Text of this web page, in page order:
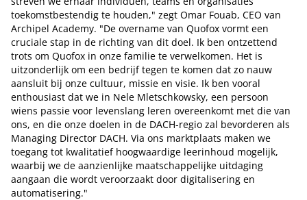
toekomstbestendig te houden," zegt Omar Fouab, CEO van
Archipel Academy. "De overname van Quofox vormt een
cruciale stap in de richting van dit doel. Ik ben ontzettend
trots om Quofox in onze familie te verwelkomen. Het is
uitzonderlijk om een bedrijf tegen te komen dat zo nauw
aansluit bij onze cultuur, missie en visie. Ik ben vooral
enthousiast dat we in Nele Mletschkowsky, een persoon
wiens passie voor levenslang leren overeenkomt met die van
ons, en die onze doelen in de DACH-regio zal bevorderen als
Managing Director DACH. Via ons marktplaats maken we
toegang tot kwalitatief hoogwaardige leerinhoud mogelijk,
waarbij we de aanzienlijke maatschappelijke uitdaging
aangaan die wordt veroorzaakt door digitalisering en
automatisering."